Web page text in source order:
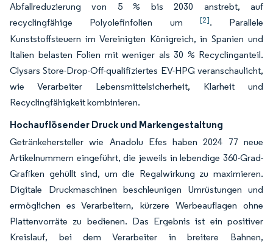
Abfallreduzierung von 5 % bis 2030 anstrebt, auf
recyclingfähige Polyolefinfolien um [2]. Parallele
Kunststoffsteuern im Vereinigten Königreich, in Spanien und
Italien belasten Folien mit weniger als 30 % Recyclinganteil.
Clysars Store-Drop-Off-qualifiziertes EV-HPG veranschaulicht,
wie Verarbeiter Lebensmittelsicherheit, Klarheit und
Recyclingfähigkeit kombinieren.
Hochauflösender Druck und Markengestaltung
Getränkehersteller wie Anadolu Efes haben 2024 77 neue
Artikelnummern eingeführt, die jeweils in lebendige 360-Grad-
Grafiken gehüllt sind, um die Regalwirkung zu maximieren.
Digitale Druckmaschinen beschleunigen Umrüstungen und
ermöglichen es Verarbeitern, kürzere Werbeauflagen ohne
Plattenvorräte zu bedienen. Das Ergebnis ist ein positiver
Kreislauf, bei dem Verarbeiter in breitere Bahnen,